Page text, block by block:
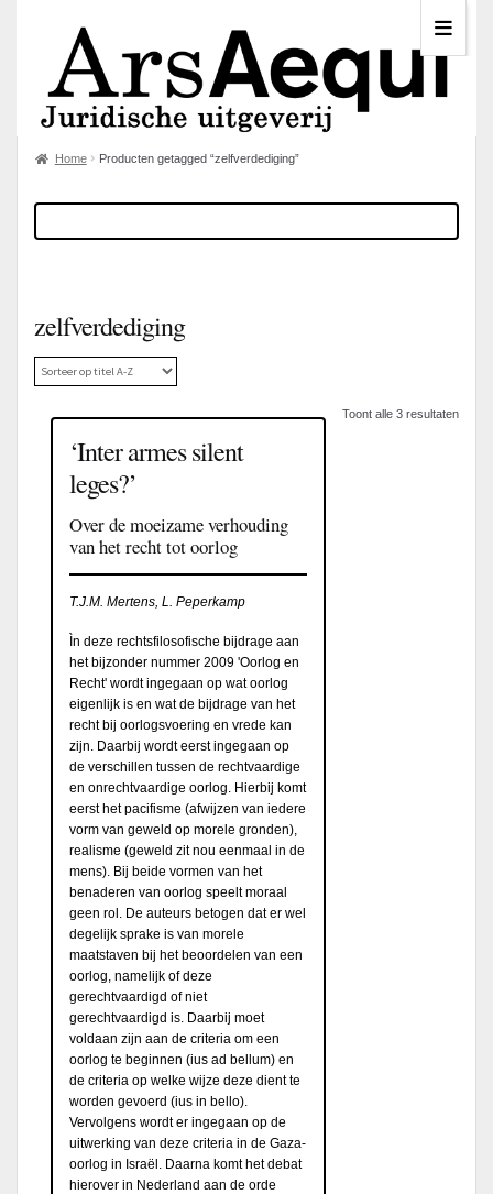
Home Producten getagged “zelfverdediging”
zelfverdediging
Toont alle 3 resultaten
‘Inter armes silent
leges?’
Over de moeizame verhouding
van het recht tot oorlog
T.J.M. Mertens, L. Peperkamp
Ìn deze rechtsfilosofische bijdrage aan
het bijzonder nummer 2009 'Oorlog en
Recht' wordt ingegaan op wat oorlog
eigenlijk is en wat de bijdrage van het
recht bij oorlogsvoering en vrede kan
zijn. Daarbij wordt eerst ingegaan op
de verschillen tussen de rechtvaardige
en onrechtvaardige oorlog. Hierbij komt
eerst het pacifisme (afwijzen van iedere
vorm van geweld op morele gronden),
realisme (geweld zit nou eenmaal in de
mens). Bij beide vormen van het
benaderen van oorlog speelt moraal
geen rol. De auteurs betogen dat er wel
degelijk sprake is van morele
maatstaven bij het beoordelen van een
oorlog, namelijk of deze
gerechtvaardigd of niet
gerechtvaardigd is. Daarbij moet
voldaan zijn aan de criteria om een
oorlog te beginnen (ius ad bellum) en
de criteria op welke wijze deze dient te
worden gevoerd (ius in bello).
Vervolgens wordt er ingegaan op de
uitwerking van deze criteria in de Gaza-
oorlog in Israël. Daarna komt het debat
hierover in Nederland aan de orde